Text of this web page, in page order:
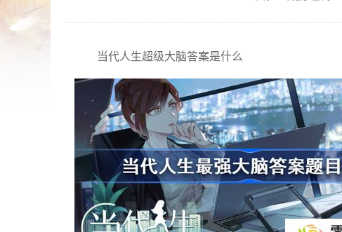
当代人生超级大脑答案是什么